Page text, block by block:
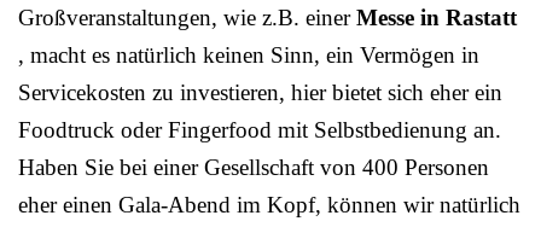
Großveranstaltungen, wie z.B. einerMesse in Rastatt
, macht es natürlich keinen Sinn, ein Vermögen in
Servicekosten zu investieren, hier bietet sich eher ein
Foodtruck oder Fingerfood mit Selbstbedienung an.
Haben Sie bei einer Gesellschaft von 400 Personen
eher einen Gala-Abend im Kopf, können wir natürlich